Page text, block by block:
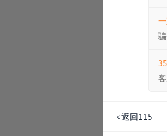
<返回115